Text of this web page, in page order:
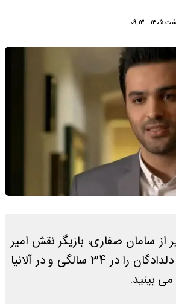
از سامان صفاری، بازیگر نقش امیر
و سهیل در سریال دلدادگان را در 34 سالگی و در آلانیا